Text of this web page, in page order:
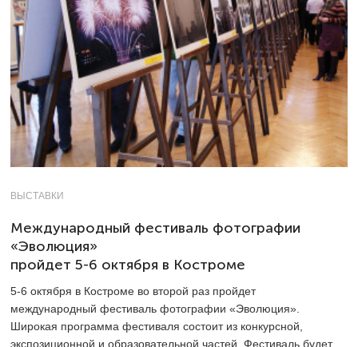
ВЫСТАВКИ
Международный фестиваль фотографии
«Эволюция»
пройдет 5-6 октября в Костроме
5-6 октября в Костроме во второй раз пройдет
международный фестиваль фотографии «Эволюция».
Широкая программа фестиваля состоит из конкурсной,
экспозиционной и образовательной частей. Фестиваль будет